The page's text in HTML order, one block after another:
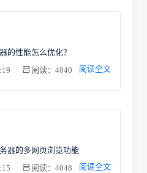
的性能怎么优化？
阅读：4040 阅读全文
器的多网页浏览功能
阅读：4048 阅读全文